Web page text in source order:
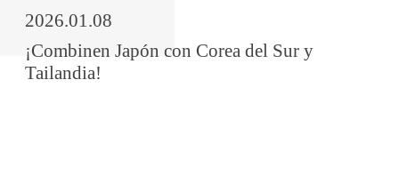
2026.01.08
¡Combinen Japón con Corea del Sur y
Tailandia!